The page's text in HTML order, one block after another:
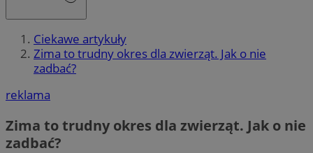
Ciekawe artykuły
Zima to trudny okres dla zwierząt. Jak o nie
zadbać?
reklama
Zima to trudny okres dla zwierząt. Jak o nie
zadbać?